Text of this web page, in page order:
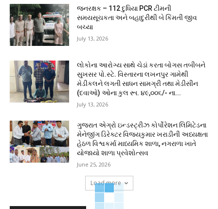
જનરક્ષક – 112 દુધિયા PCR ટીમની
સમયસૂચકતા અને બહાદુરીથી બે કિંમતી જીવ
બચ્યા
July 13, 2026
લોકોના આરોગ્ય સાથે ચેડાં કરતા બોગસ તબીબને
સુખસર પો.સ્ટે. વિસ્તારના લખનપુર ગામેથી
મેડીકલને લગતી સાધન સામગ્રી તથા મેડીસીન
(દવાઓ) ઓના કુલ રૂા. ૪૯,૦૦૬/- ના...
July 13, 2026
ગુજરાત એગ્રો ઇન્ડસ્ટ્રીઝ કોર્પોરેશન લિમિટેડના
મેનેજીંગ ડિરેક્ટર વિજયકુમાર ખરાડીની અધ્યક્ષતા
હેઠળ વિશ્વકર્મા માધ્યમિક શાળા, નગરાળા ખાતે
યોજાયો શાળા પ્રવેશોત્સવ
June 25, 2026
Load more